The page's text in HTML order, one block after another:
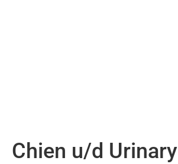
Chien u/d Urinary